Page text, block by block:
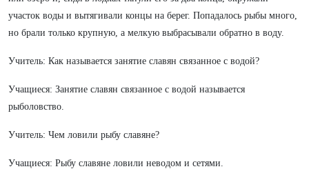
участок воды и вытягивали концы на берег. Попадалось рыбы много,
но брали только крупную, а мелкую выбрасывали обратно в воду.
Учитель: Как называется занятие славян связанное с водой?
Учащиеся: Занятие славян связанное с водой называется
рыболовство.
Учитель: Чем ловили рыбу славяне?
Учащиеся: Рыбу славяне ловили неводом и сетями.